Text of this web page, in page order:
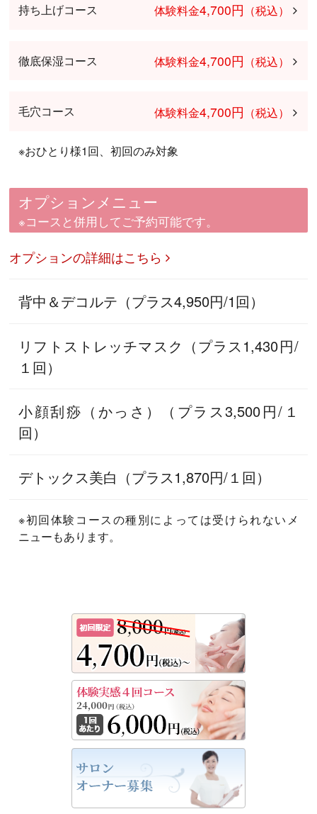
持ち上げコース 体験料金4,700円 （税込）
徹底保湿コース 体験料金4,700円 （税込）
毛穴コース 体験料金4,700円 （税込）
※おひとり様1回、初回のみ対象
オプションメニュー
※コースと併用してご予約可能です。
オプションの詳細はこちら
背中＆デコルテ（プラス4,950円/1回）
リフトストレッチマスク（プラス1,430円/
１回）
小顔刮痧（かっさ）（プラス3,500円/１
回）
デトックス美白（プラス1,870円/１回）
※初回体験コースの種別によっては受けられないメ
ニューもあります。